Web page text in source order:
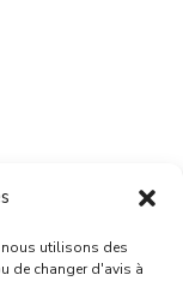
utilisons des
de changer d'avis à